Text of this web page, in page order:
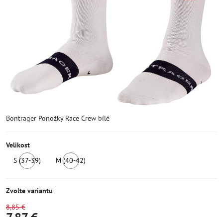
Bontrager Ponožky Race Crew bílé
Velikost
S (37-39)
M (40-42)
Zvolte variantu
8,85 €